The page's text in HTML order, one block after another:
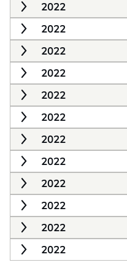
2022
2022
2022
2022
2022
2022
2022
2022
2022
2022
2022
2022